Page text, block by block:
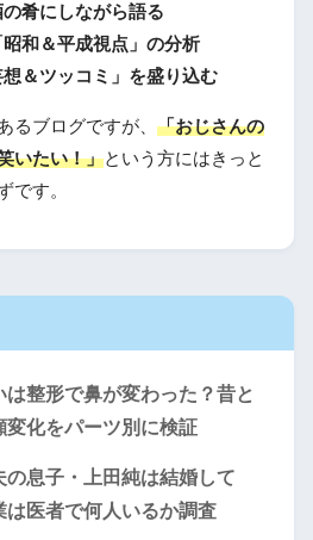
肴にしながら語る
和＆平成視点」の分析
＆ツッコミ」を盛り込む
るブログですが、 「おじさんの
いたい！」という方にはきっと
です。
は整形で鼻が変わった？昔と
変化をパーツ別に検証
の息子・上田純は結婚して
は医者で何人いるか調査